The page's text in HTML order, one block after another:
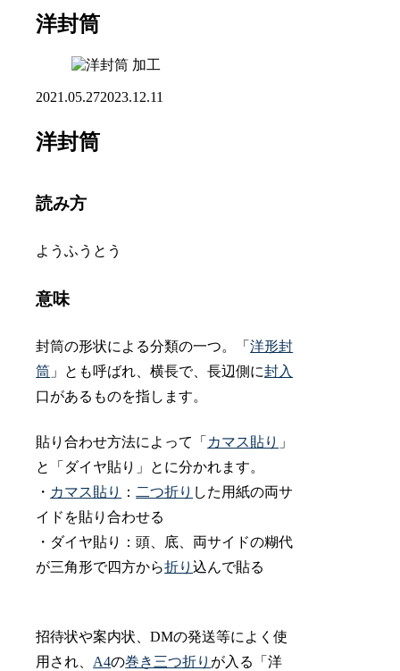
洋封筒
加工
2021.05.272023.12.11
洋封筒
読み方
ようふうとう
意味
封筒の形状による分類の一つ。「洋形封
筒 」とも呼ばれ、横長で、長辺側に封入
口があるものを指します。
貼り合わせ方法によって「 カマス貼り 」
と「ダイヤ貼り」とに分かれます。
・ カマス貼り ： 二つ折り した用紙の両サ
イドを貼り合わせる
・ダイヤ貼り：頭、底、両サイドの糊代
が三角形で四方から折り込んで貼る
招待状や案内状、DMの発送等によく使
用され、 A4の巻き三つ折り が入る「洋